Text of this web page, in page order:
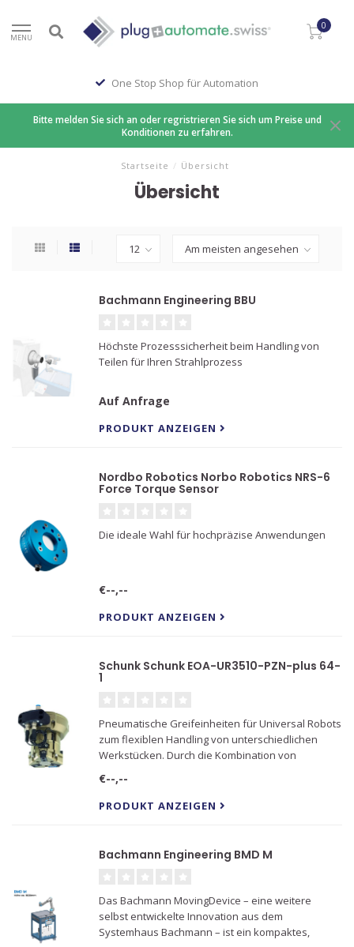
MENU
0
One Stop Shop für Automation
Bitte melden Sie sich an oder regristrieren Sie sich um Preise und
Konditionen zu erfahren.
Startseite / Übersicht
Übersicht
Bachmann Engineering BBU
Höchste Prozesssicherheit beim Handling von
Teilen für Ihren Strahlprozess
Auf Anfrage
PRODUKT ANZEIGEN
Nordbo Robotics Norbo Robotics NRS-6
Force Torque Sensor
Die ideale Wahl für hochpräzise Anwendungen
€--,--
PRODUKT ANZEIGEN
Schunk Schunk EOA-UR3510-PZN-plus 64-
1
Pneumatische Greifeinheiten für Universal Robots
zum flexiblen Handling von unterschiedlichen
Werkstücken. Durch die Kombination von
passend zum Werkstück gewechselt werden.
€--,--
PRODUKT ANZEIGEN
Bachmann Engineering BMD M
Das Bachmann MovingDevice – eine weitere
selbst entwickelte Innovation aus dem
Systemhaus Bachmann – ist ein kompaktes,